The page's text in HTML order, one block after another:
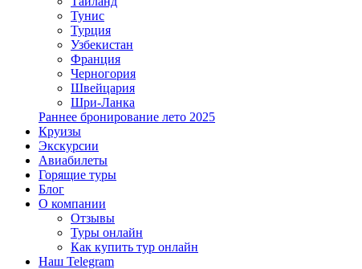
Тунис
Турция
Узбекистан
Франция
Черногория
Швейцария
Шри-Ланка
Раннее бронирование лето 2025
Круизы
Экскурсии
Авиабилеты
Горящие туры
Блог
О компании
Отзывы
Туры онлайн
Как купить тур онлайн
Наш Telegram